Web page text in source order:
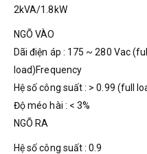
2kVA/1.8kW
NGÕ VÀO
Dãi điện áp : 175 ~ 280 Vac
load)Frequency
Hệ số công suất : > 0.99 (full
Độ méo hài : < 3%
NGÕ RA
Hệ số công suất : 0.9